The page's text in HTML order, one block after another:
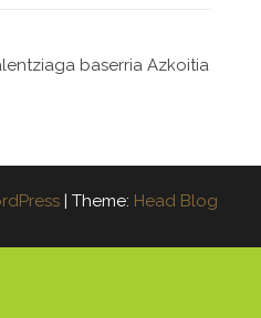
baserria Azkoitia
| Theme: Head Blog